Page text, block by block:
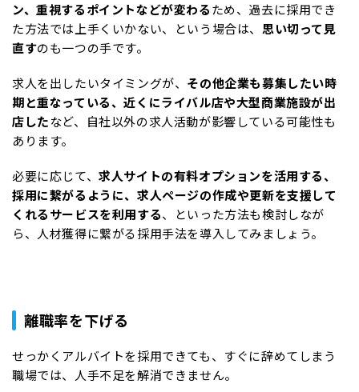
ン、重視するポイントなどが変わるため、過去に採用でき
た方法では上手くいかない、という場合は、 思い切って見
直すのも一つの手です。
求人を出したいタイミングが、 その他企業も募集したい時
期と重なっている、近くにライバル店や大型商業施設が出
店したなど、自社以外の求人活動が影響している可能性も
あります。
必要に応じて、求人サイトの有料オプションを活用する、
採用に繋がるように、求人ページの作成や更新を支援して
くれるサービスを利用する、といった方法も検討しなが
ら、人材獲得に繋がる採用手法を導入してみましょう。
離職率を下げる
せっかくアルバイトを採用できても、すぐに辞めてしまう
職場では、人手不足を解消できません。